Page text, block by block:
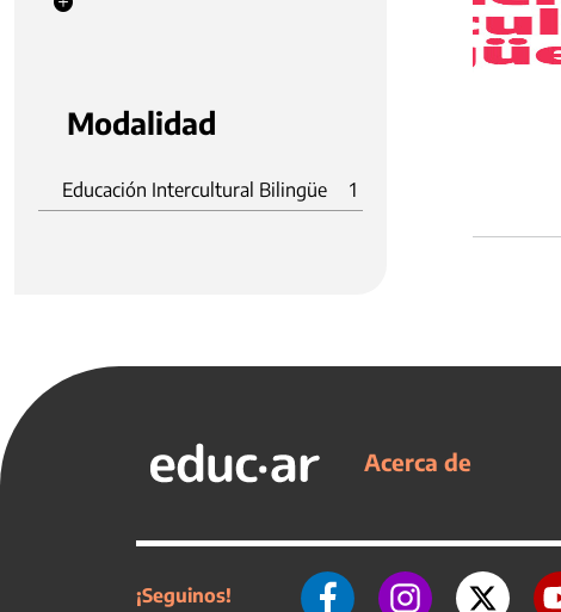
Modalidad
Educación Intercultural Bilingüe 1
Acerca de
¡Seguinos!